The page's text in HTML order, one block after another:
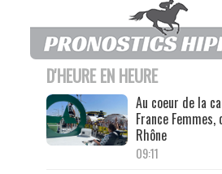
D'HEURE EN HEURE
Au coeur de la
France
Rhône
09:11